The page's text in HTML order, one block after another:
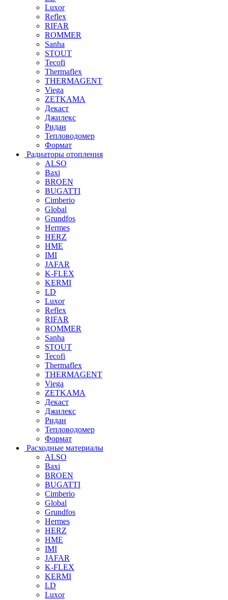
Luxor
Reflex
RIFAR
ROMMER
Sanha
STOUT
Tecofi
Thermaflex
THERMAGENT
Viega
ZETKAMA
Декаст
Джилекс
Ридан
Тепловодомер
Формат
Радиаторы отопления
ALSO
Baxi
BROEN
BUGATTI
Cimberio
Global
Grundfos
Hermes
HERZ
HME
IMI
JAFAR
K-FLEX
KERMI
LD
Luxor
Reflex
RIFAR
ROMMER
Sanha
STOUT
Tecofi
Thermaflex
THERMAGENT
Viega
ZETKAMA
Декаст
Джилекс
Ридан
Тепловодомер
Формат
Расходные материалы
ALSO
Baxi
BROEN
BUGATTI
Cimberio
Global
Grundfos
Hermes
HERZ
HME
IMI
JAFAR
K-FLEX
KERMI
LD
Luxor